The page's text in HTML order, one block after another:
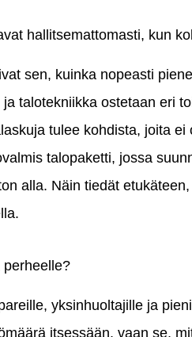
hallitsemattomasti, kun
sen, kuinka nopeasti
talotekniikka ostetaan eri
tulee kohdista, joita
talopaketti, jossa
alla. Näin tiedät
perheelle?
yksinhuoltajille ja
itsessään, vaan se,